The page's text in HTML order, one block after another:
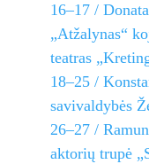
16–17 /
„Atžalynas“
teatras
18–25 /
savivaldybės
26–27 /
aktorių trupė